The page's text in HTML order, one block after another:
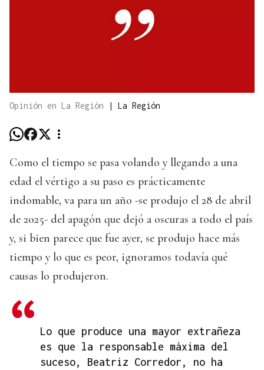
Opinión en La Región | La Región
Como el tiempo se pasa volando y llegando a una
edad el vértigo a su paso es prácticamente
indomable, va para un año -se produjo el 28 de abril
de 2025- del apagón que dejó a oscuras a todo el país
y, si bien parece que fue ayer, se produjo hace más
tiempo y lo que es peor, ignoramos todavía qué
causas lo produjeron.
Lo que produce una mayor extrañeza
es que la responsable máxima del
suceso, Beatriz Corredor, no ha